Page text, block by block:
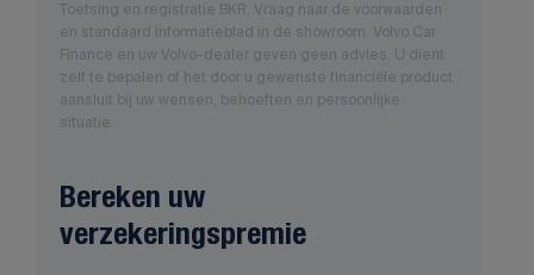
Toetsing en registratie BKR. Vraag naar de voorwaarden
en standaard informatieblad in de showroom. Volvo Car
Finance en uw Volvo-dealer geven geen advies. U dient
zelf te bepalen of het door u gewenste financiële product
aansluit bij uw wensen, behoeften en persoonlijke
situatie.
Bereken uw
verzekeringspremie